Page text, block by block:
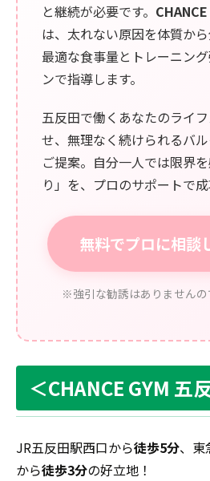
と継続が必要です。
は、太れない原因を体質か
最適な食事量とトレーニン
ンで指導します。
五反田で働くあなたのライ
せ、無理なく続けられるバ
ご提案。自分一人では限界
り」を、プロのサポートで成
無料でプロに相談
※強引な勧誘はありません
＜CHANCE GYM 五
JR五反田駅西口から徒歩5分、東
から徒歩3分の好立地！